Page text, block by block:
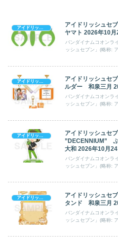
アイドリッシュセ
ヤマト 2026年10月
バンダイナムコオンラ
ッシュセブン」(略称:
アイドリッシュセブン
アイドリッシュセ
ルダー 和泉三月
バンダイナムコオンラ
ッシュセブン」(略称:
アイドリッシュセブン
アイドリッシュセ
”DECENNIUM”
大和 2026年10月
バンダイナムコオンラ
ッシュセブン」(略称:
アイドリッシュセブン
アイドリッシュセ
タンド 和泉三月
バンダイナムコオンラ
ッシュセブン」(略称: